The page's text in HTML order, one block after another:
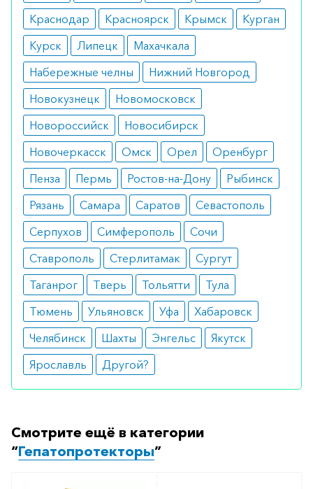
Как оформить заказ?
Вы можете заказать препарат с доставкой в
аптеку-партнёра в вашем городе. Для этого Вы
можете оформить бронирование на сайте или
заказать по телефону8 800 301 52 86
с любого телефона по РФ)
Краснодар
Красноярск Крымск
Курган
Курск
Липецк
Махачкала
Набережные челны
Нижний Новгород
Новокузнецк
Новомосковск
Новороссийск
Новосибирск
Новочеркасск
Омск Орел
Оренбург
Пенза
Пермь Ростов-на-Дону
Рыбинск
Рязань
Самара Саратов
Севастополь
Серпухов
Симферополь
Сочи
Ставрополь
Стерлитамак
Сургут
Таганрог
Тверь Тольятти
Тула
Тюмень
Ульяновск Уфа
Хабаровск
Челябинск
Шахты Энгельс
Якутск
Ярославль
Другой?
Смотрите ещё в категории
“Гепатопротекторы”